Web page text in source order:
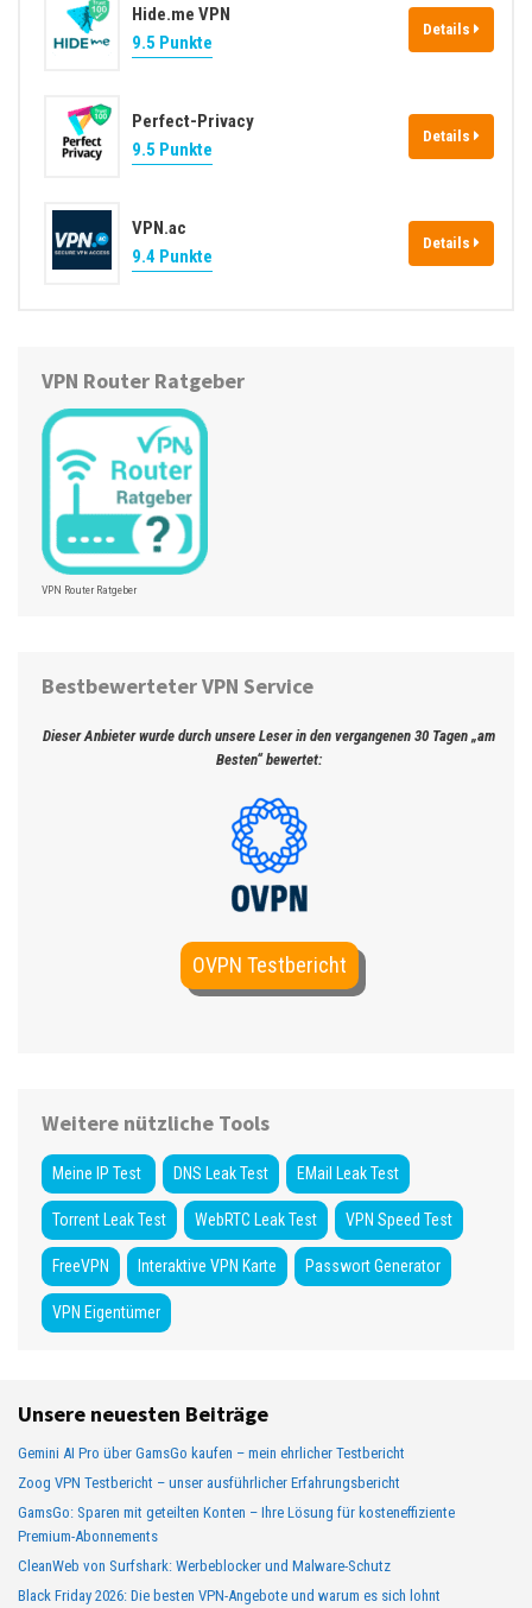
Hide.me VPN
9.5 Punkte
Details
Perfect-Privacy
9.5 Punkte
Details
VPN.ac
9.4 Punkte
Details
VPN Router Ratgeber
VPN Router Ratgeber
Bestbewerteter VPN Service
Dieser Anbieter wurde durch unsere Leser in den vergangenen 30 Tagen „am
Besten“ bewertet:
OVPN Testbericht
Weitere nützliche Tools
Meine IP Test DNS Leak Test EMail Leak Test
Torrent Leak Test WebRTC Leak Test VPN Speed Test
FreeVPN Interaktive VPN Karte Passwort Generator
VPN Eigentümer
Unsere neuesten Beiträge
Gemini AI Pro über GamsGo kaufen – mein ehrlicher Testbericht
Zoog VPN Testbericht – unser ausführlicher Erfahrungsbericht
GamsGo: Sparen mit geteilten Konten – Ihre Lösung für kosteneffiziente
Premium-Abonnements
CleanWeb von Surfshark: Werbeblocker und Malware-Schutz
Black Friday 2026: Die besten VPN-Angebote und warum es sich lohnt